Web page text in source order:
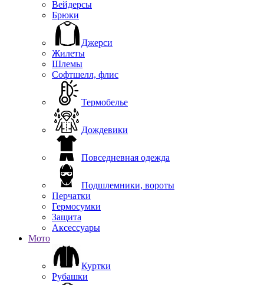
Вейдерсы
Брюки
Джерси
Жилеты
Шлемы
Софтшелл, флис
Термобелье
Дождевики
Повседневная одежда
Подшлемники, вороты
Перчатки
Гермосумки
Защита
Аксессуары
Мото
Куртки
Рубашки